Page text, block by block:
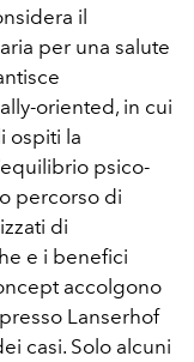
il
per una salute
oriented, in cui
ospiti la
psico-
percorso di
di
e i benefici
accolgono
Lanserhof
casi. Solo alcuni